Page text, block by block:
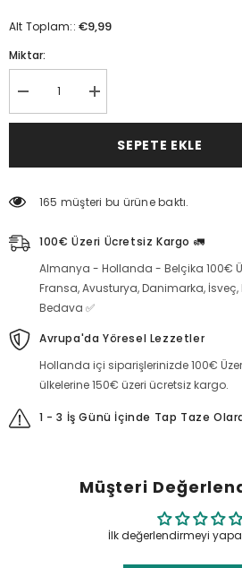
Alt Toplam::€9,99
Miktar:
Cocostar
Lokum
için
Fıstıklı
Cocostar
Lokum
için
SEPETE EKLE
165 müşteri bu ürüne baktı.
100€ Üzeri Ücretsiz Kargo 🚛
Almanya - Hollanda - Belçika 100€
Fransa, Avusturya, Danimarka,
Bedava ✅
Avrupa'da Yöresel Lezzetler
Hollanda içi siparişlerinizde 100€
ülkelerine 150€ üzeri ücretsiz kargo.
1 - 3 İş Günü İçinde Tap Taze
Müşteri
İlk değerlendirmeyi